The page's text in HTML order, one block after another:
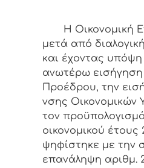
Η Οικονομική
μετά από
και έχοντας υπόψη
ανωτέρω εισήγηση
Προέδρου, την
νσης Οικονομικών
τον
οικονομικού έτους
ψηφίστηκε με την
επανάληψη αριθμ.